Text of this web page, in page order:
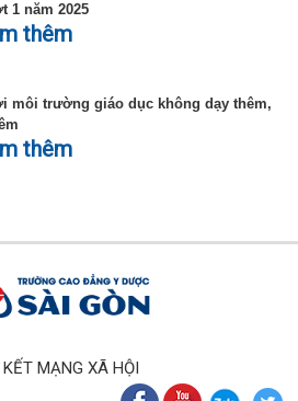
1 năm 2025
thêm
môi trường giáo dục không dạy thêm,
thêm
KẾT MẠNG XÃ HỘI